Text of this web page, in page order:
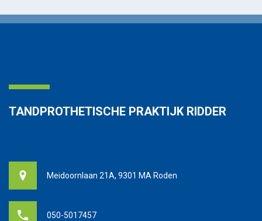
TANDPROTHETISCHE PRAKTIJK RIDDER
Meidoornlaan 21A, 9301 MA Roden
050-5017457